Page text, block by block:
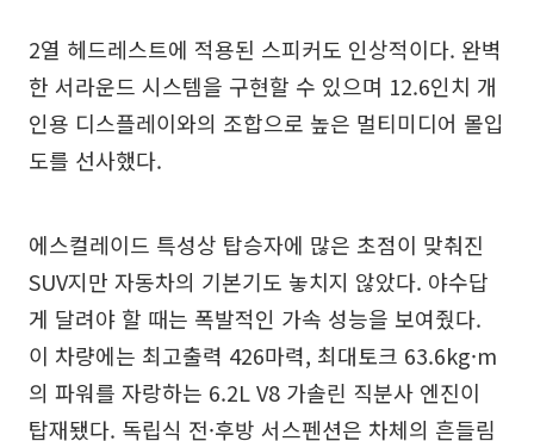
2열 헤드레스트에 적용된 스피커도 인상적이다. 완벽
한 서라운드 시스템을 구현할 수 있으며 12.6인치 개
인용 디스플레이와의 조합으로 높은 멀티미디어 몰입
도를 선사했다.
에스컬레이드 특성상 탑승자에 많은 초점이 맞춰진
SUV지만 자동차의 기본기도 놓치지 않았다. 야수답
게 달려야 할 때는 폭발적인 가속 성능을 보여줬다.
이 차량에는 최고출력 426마력, 최대토크 63.6kg·m
의 파워를 자랑하는 6.2L V8 가솔린 직분사 엔진이
탑재됐다. 독립식 전·후방 서스펜션은 차체의 흔들림